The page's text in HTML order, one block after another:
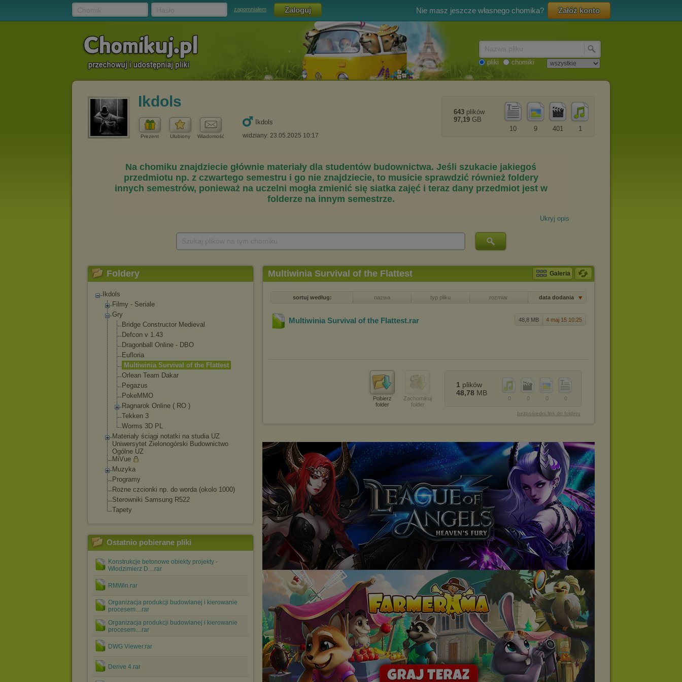
zapomniałem Nie masz jeszcze własnego chomika? Załóż konto
pliki chomiki
Ikdols
Prezent Ulubiony Wiadomość
Ikdols
widziany: 23.05.2025 10:17
1
401
9
10
643 plików
97,19 GB
Ukryj opis
Foldery
Ikdols
Filmy - Seriale
Gry
Bridge Constructor Medieval
Defcon v 1.43
Dragonball Online - DBO
Eufloria
Multiwinia Survival of the Flattest
Orlean Team Dakar
Pegazus
PokeMMO
Ragnarok Online ( RO )
Tekken 3
Worms 3D PL
Materiały ściągi notatki na studia UZ
Uniwersytet Zielonogórski Budownictwo
Ogólne UZ
MiVue
Muzyka
Programy
Rożne czcionki np. do worda (okolo 1000)
Sterowniki Samsung R522
Tapety
Ostatnio pobierane pliki
Konstrukcje betonowe obiekty projekty -
Włodzimierz D....rar
RMWin.rar
Organizacja produkcji budowlanej i kierowanie
procesem....rar
Organizacja produkcji budowlanej i kierowanie
procesem....rar
DWG Viewer.rar
Derive 4.rar
Multiwinia Survival of the Flattest Galeria
sortuj według: nazwa typ pliku rozmiar data dodania
48,8 MB 4 maj 15 10:25
Multiwinia Survival of the Flattest.rar
Pobierz
folder
Zachomikuj
folder
0
0
0
0
1 plików
48,78 MB
bezpośredni link do folderu